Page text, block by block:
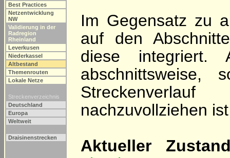
Best Practices
Netzentwicklung
NW
Validierung in der
Radregion
Rheinland
Leverkusen
Niederkassel
Altbestand
Themenrouten
Lokale Netze
Streckenverzeichnis
Deutschland
Europa
Weltweit
Draisinenstrecken
Im Gegensatz zu
auf den
diese integriert.
nachzuvollziehen
Aktueller